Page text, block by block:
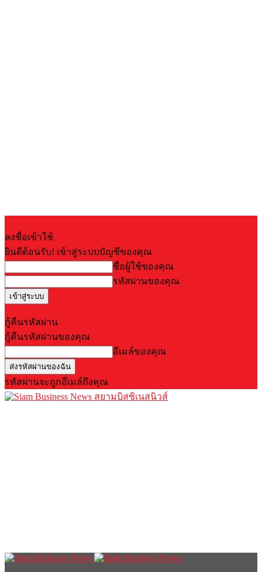
ลงชื่อเข้าใช้
ยินดีต้อนรับ! เข้าสู่ระบบบัญชีของคุณ
ชื่อผู้ใช้ของคุณ
รหัสผ่านของคุณ
กู้คืนรหัสผ่าน
กู้คืนรหัสผ่านของคุณ
อีเมล์ของคุณ
รหัสผ่านจะถูกอีเมล์ถึงคุณ
สยามบิสซิเนสนิวส์